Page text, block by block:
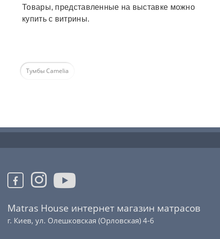
Товары, представленные на выставке можно
купить с витрины.
Тумбы Camelia
Matras House интернет магазин матрасов
г. Киев, ул. Олешковская (Орловская) 4-6